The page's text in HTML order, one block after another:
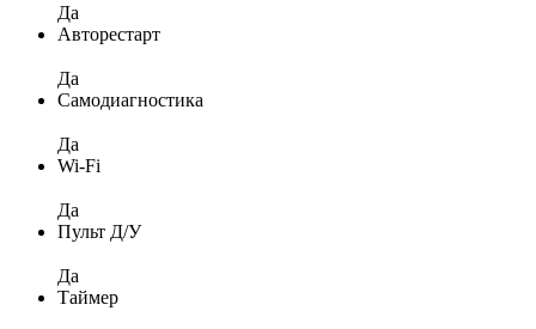
Да
Авторестарт
Да
Самодиагностика
Да
Wi-Fi
Да
Пульт Д/У
Да
Таймер